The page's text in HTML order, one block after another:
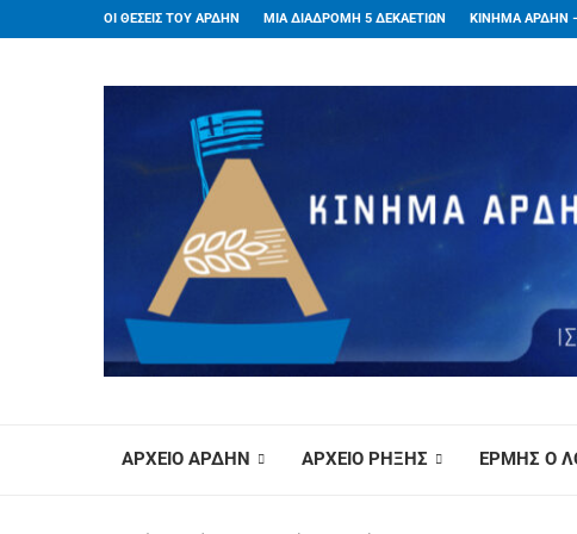
ΟΙ ΘΕΣΕΙΣ ΤΟΥ ΑΡΔΗΝ ΜΙΑ ΔΙΑΔΡΟΜΗ 5 ΔΕΚΑΕΤΙΩΝ ΚΙΝΗΜΑ ΑΡΔΗΝ –
ΑΡΧΕΙΟ ΑΡΔΗΝ ΑΡΧΕΙΟ ΡΗΞΗΣ ΕΡΜΗΣ Ο